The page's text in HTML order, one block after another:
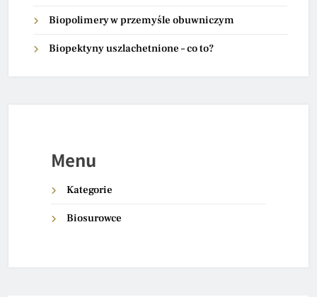
Biopolimery w przemyśle obuwniczym
Biopektyny uszlachetnione – co to?
Menu
Kategorie
Biosurowce